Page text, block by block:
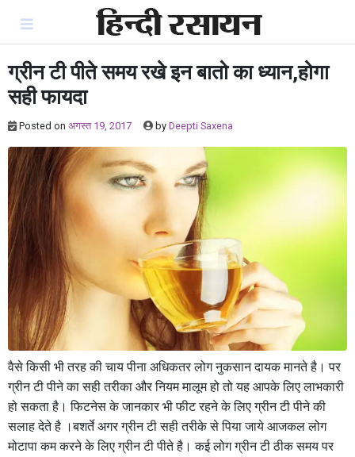
content
ग्रीन टी पीते समय रखे इन बातो का ध्यान,होगा
सही फायदा
Posted on अगस्त 19, 2017 by Deepti Saxena
वैसे किसी भी तरह की चाय पीना अधिकतर लोग नुकसान दायक मानते है। पर
ग्रीन टी पीने का सही तरीका और नियम मालूम हो तो यह आपके लिए लाभकारी
हो सकता है। फिटनेस के जानकार भी फीट रहने के लिए ग्रीन टी पीने की
सलाह देते है ।बशर्ते अगर ग्रीन टी सही तरीके से पिया जाये आजकल लोग
मोटापा कम करने के लिए ग्रीन टी पीते है। कई लोग ग्रीन टी ठीक समय पर